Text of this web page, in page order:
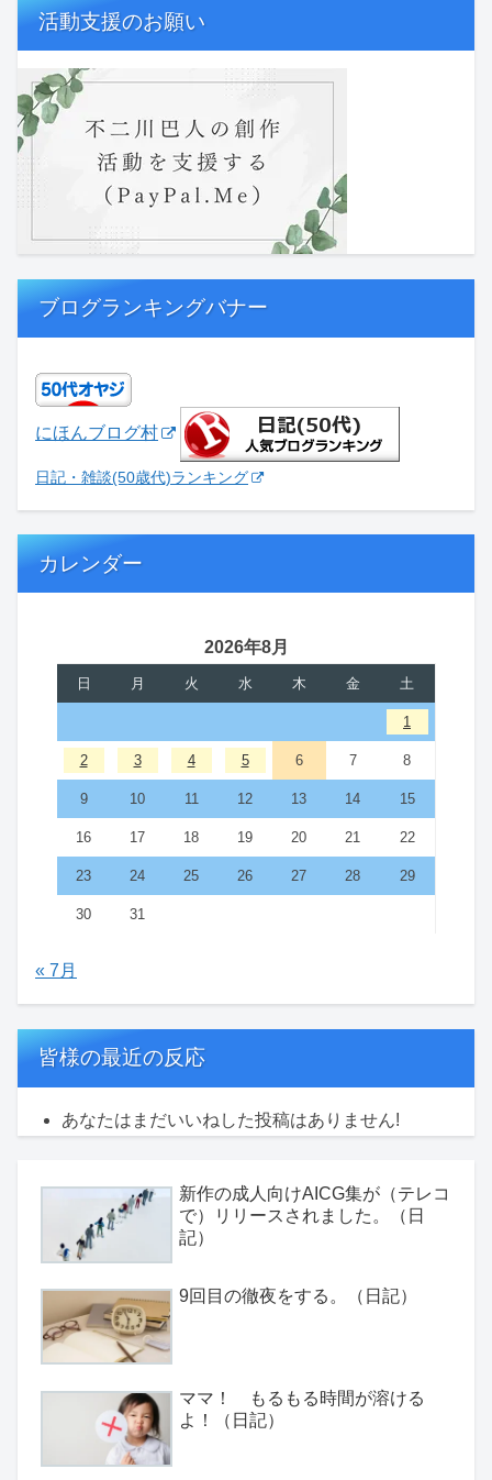
活動支援のお願い
ブログランキングバナー
にほんブログ村
日記・雑談(50歳代)ランキング
カレンダー
2026年8月
日 月 火 水 木 金 土
1
2 3 4 5 6 7 8
9 10 11 12 13 14 15
16 17 18 19 20 21 22
23 24 25 26 27 28 29
30 31
« 7月
皆様の最近の反応
あなたはまだいいねした投稿はありません!
新作の成人向けAICG集が（テレコ
で）リリースされました。（日
記）
9回目の徹夜をする。（日記）
ママ！ もるもる時間が溶ける
よ！（日記）